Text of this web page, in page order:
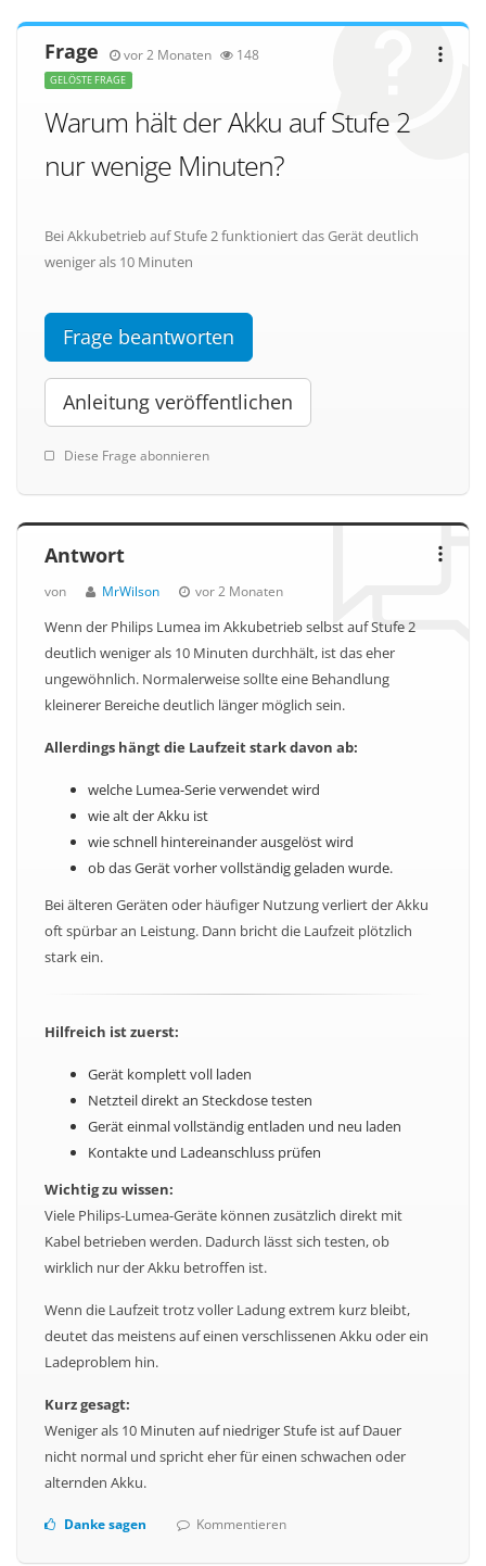
Frage vor 2 Monaten 148
GELÖSTE FRAGE
Warum hält der Akku auf Stufe 2
nur wenige Minuten?
Bei Akkubetrieb auf Stufe 2 funktioniert das Gerät deutlich
weniger als 10 Minuten
Frage beantworten
Anleitung veröffentlichen
Diese Frage abonnieren
Antwort
von MrWilson vor 2 Monaten
Wenn der Philips Lumea im Akkubetrieb selbst auf Stufe 2
deutlich weniger als 10 Minuten durchhält, ist das eher
ungewöhnlich. Normalerweise sollte eine Behandlung
kleinerer Bereiche deutlich länger möglich sein.
Allerdings hängt die Laufzeit stark davon ab:
welche Lumea-Serie verwendet wird
wie alt der Akku ist
wie schnell hintereinander ausgelöst wird
ob das Gerät vorher vollständig geladen wurde.
Bei älteren Geräten oder häufiger Nutzung verliert der Akku
oft spürbar an Leistung. Dann bricht die Laufzeit plötzlich
stark ein.
Hilfreich ist zuerst:
Gerät komplett voll laden
Netzteil direkt an Steckdose testen
Gerät einmal vollständig entladen und neu laden
Kontakte und Ladeanschluss prüfen
Wichtig zu wissen:
Viele Philips-Lumea-Geräte können zusätzlich direkt mit
Kabel betrieben werden. Dadurch lässt sich testen, ob
wirklich nur der Akku betroffen ist.
Wenn die Laufzeit trotz voller Ladung extrem kurz bleibt,
deutet das meistens auf einen verschlissenen Akku oder ein
Ladeproblem hin.
Kurz gesagt:
Weniger als 10 Minuten auf niedriger Stufe ist auf Dauer
nicht normal und spricht eher für einen schwachen oder
alternden Akku.
Danke sagen Kommentieren